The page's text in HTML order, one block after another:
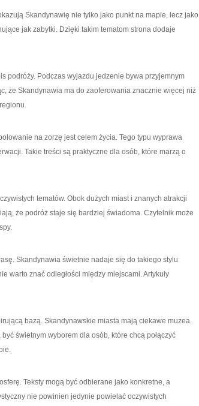
Skandynawię nie tylko jako punkt na mapie, lecz jako
jak zabytki. Dzięki takim tematom strona dodaje
podróży. Podczas wyjazdu jedzenie bywa przyjemnym
że Skandynawia ma do zaoferowania znacznie więcej niż
na zorzę jest celem życia. Tego typu wyprawa
Takie treści są praktyczne dla osób, które marzą o
tematów. Obok dużych miast i znanych atrakcji
że podróż staje się bardziej świadoma. Czytelnik może
Skandynawia świetnie nadaje się do takiego stylu
warto znać odległości między miejscami. Artykuły
bazą. Skandynawskie miasta mają ciekawe muzea.
świetnym wyborem dla osób, które chcą połączyć
Teksty mogą być odbierane jako konkretne, a
nie powinien jedynie powielać oczywistych